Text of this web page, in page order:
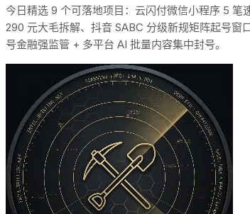
今日精选 9 个可落地项目：云闪付微信小程序 5
290 元大毛拆解、抖音 SABC 分级新规矩阵起号
号金融强监管 + 多平台 AI 批量内容集中封号。